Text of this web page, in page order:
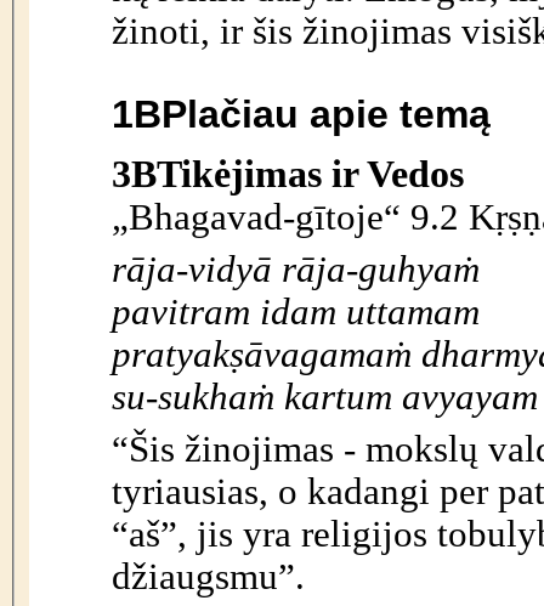
žinoti, ir šis žinojimas
1BPlačiau apie temą
3BTikėjimas ir Vedos
„Bhagavad-gītoje“ 9.2
rāja-vidyā rāja-guhyaṁ
pavitram idam uttamam
pratyakṣāvagamaṁ
su-sukhaṁ kartum avyayam
“Šis žinojimas - mokslų
tyriausias, o kadangi per
“aš”, jis yra religijos
džiaugsmu”.